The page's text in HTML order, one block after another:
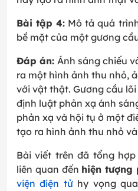
Bài tập 4: Mô tả quá
bề mặt của một gương
Đáp án: Ánh sáng chiếu
ra một hình ảnh thu nhỏ,
với vật thật. Gương cầu
định luật phản xạ ánh
phản xạ và hội tụ ở một
tạo ra hình ảnh thu nhỏ
Bài viết trên đã tổng
liên quan đến hiện tượng
viện điện tửhy vọng